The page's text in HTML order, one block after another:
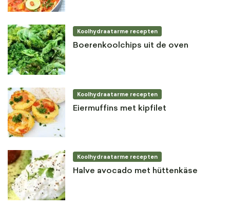
Koolhydraatarme recepten
Boerenkoolchips uit de oven
Koolhydraatarme recepten
Eiermuffins met kipfilet
Koolhydraatarme recepten
Halve avocado met hüttenkäse